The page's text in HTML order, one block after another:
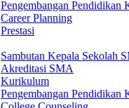
Pengembangan Pendidikan
Career Planning
Prestasi
Sambutan Kepala Sekolah
Akreditasi SMA
Kurikulum
Pengembangan Pendidikan